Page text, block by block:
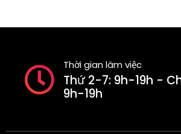
Thời gian làm việc
Thứ 2-7: 9h-19h -
9h-19h